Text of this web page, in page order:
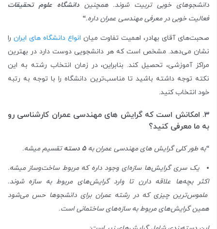
دانشجوهای خوبی تربیت شوند. همچنیندانشگاه علوم تحقیقات
فعالیت خوبی در معرفی مهندسی عمران داره.“
صحبت‌های آقای بهادر، اهمیت تفاوت میان انواع دانشگاه های ایران را
نشان می‌دهد. مشخص است که هر دانشجویی دوست دارد در بهترین
مراکز آموزشی، تحصیل کند. بنابراین، در زمان انتخاب رشته به این
نکته توجه داشته باشید تا مناسب‌ترین دانشگاه را با توجه به رتبه
خود انتخاب کنید.
۳. امکانش است که گرایش های مهندسی عمران کارشناسی رو
به ما معرفی کنید؟
“به طور کلی گرایش های مهندسی عمران به 5 دسته تقسیم میشه.
یک سری گرایش‌ها سازه‌ای وجود داره که مربوط ساخت‌وساز میشه.
اکثر بچه‌ها علاقه دارن تا وارد گرایش‌های مربوط به سازه شوند.
ملموس‌ترین چیزی که در رشته عمران برای دانشجوها حس می‌شود
همین گرایش‌های مربوط به سازه‌های ساختمانی است.